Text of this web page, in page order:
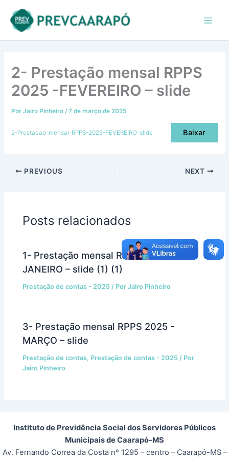
para
conteúdo
2- Prestação mensal RPPS
2025 -FEVEREIRO – slide
PorJairo Pinheiro /7 de março de 2025
2-Prestacao-mensal-RPPS-2025-FEVEREIRO-slide Baixar
PREVIOUS NEXT
Posts relacionados
1- Prestação mensal RPPS 2025 -
JANEIRO – slide (1) (1)
Prestação de contas - 2025 / PorJairo Pinheiro
3- Prestação mensal RPPS 2025 -
MARÇO – slide
Prestação de contas, Prestação de contas - 2025 / Por
Jairo Pinheiro
Instituto de Previdência Social dos Servidores Públicos
Municipais de Caarapó-MS
Av. Fernando Correa da Costa nº 1295 – centro – Caarapó-MS –